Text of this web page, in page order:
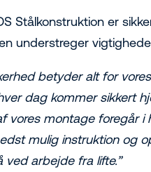
Stålkonstruktion er
understreger
betyder alt for
dag kommer sikkert
vores montage foregår i
mulig instruktion og
ved arbejde fra lifte.”